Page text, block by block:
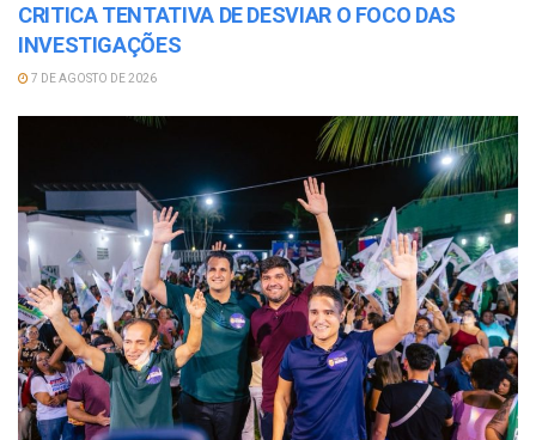
CRITICA TENTATIVA DE DESVIAR O FOCO DAS
INVESTIGAÇÕES
7 DE AGOSTO DE 2026